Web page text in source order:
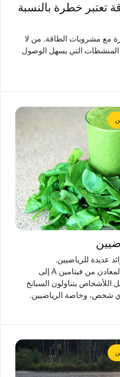
تعتبر خطرة بالنسبة
مع مشروبات الطاقة. من لا
المنشطات التي يسهل الوصول
عديدة للرياضيين.
ويوفرالسبانخ الفيتامينات والمعادن من فيتامين A إلى
اللأشخاص يتناولون السبانخ
شخص، وخاصة الرياضيين.